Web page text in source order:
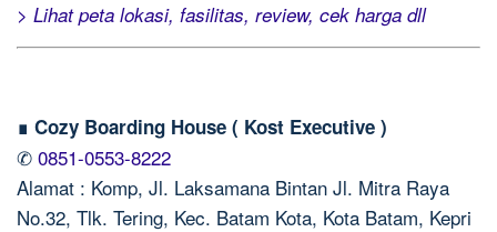
> Lihat peta lokasi, fasilitas, review, cek harga dll
∎ Cozy Boarding House ( Kost Executive )
✆ 0851-0553-8222
Alamat : Komp, Jl. Laksamana Bintan Jl. Mitra Raya
No.32, Tlk. Tering, Kec. Batam Kota, Kota Batam, Kepri